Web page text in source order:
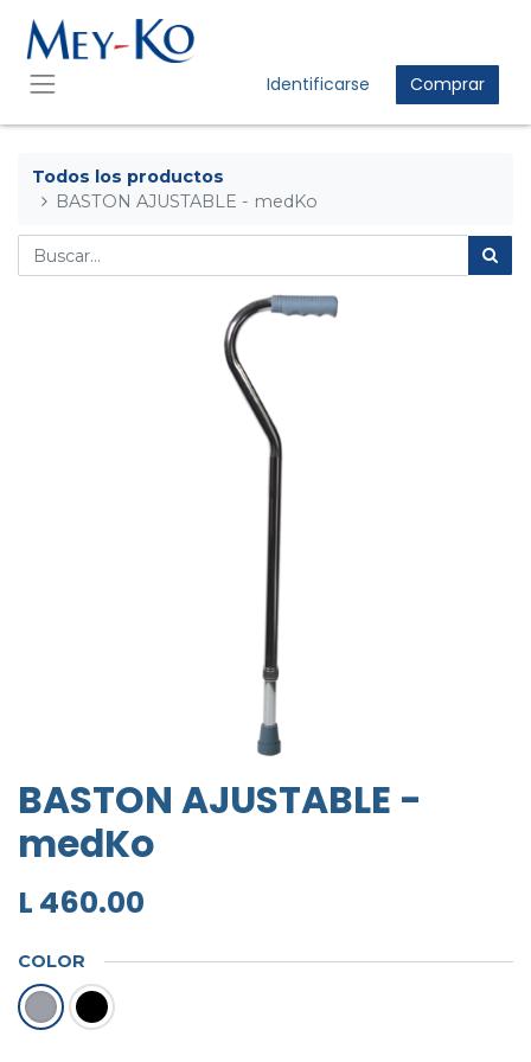
Identificarse Comprar
Todos los productos
BASTON AJUSTABLE - medKo
BASTON AJUSTABLE -
medKo
L 460.00
COLOR